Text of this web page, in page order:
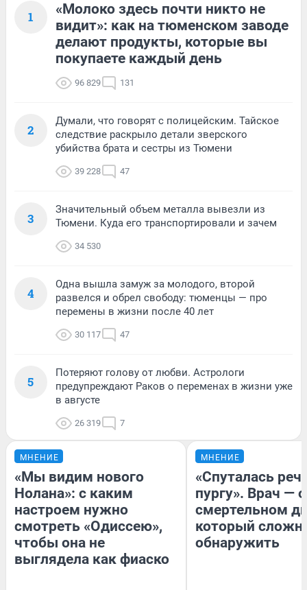
1
«Молоко здесь почти никто не
видит»: как на тюменском заводе
делают продукты, которые вы
покупаете каждый день
96 829 131
2
Думали, что говорят с полицейским. Тайское
следствие раскрыло детали зверского
убийства брата и сестры из Тюмени
39 228 47
3
Значительный объем металла вывезли из
Тюмени. Куда его транспортировали и зачем
34 530
4
Одна вышла замуж за молодого, второй
развелся и обрел свободу: тюменцы — про
перемены в жизни после 40 лет
30 117 47
5
Потеряют голову от любви. Астрологи
предупреждают Раков о переменах в жизни уже
в августе
26 319 7
МНЕНИЕ
«Мы видим нового
Нолана»: с каким
настроем нужно
смотреть «Одиссею»,
чтобы она не
выглядела как фиаско
МНЕНИЕ
«Спуталась
пургу». Врач — о
смертельном
который
обнаружить